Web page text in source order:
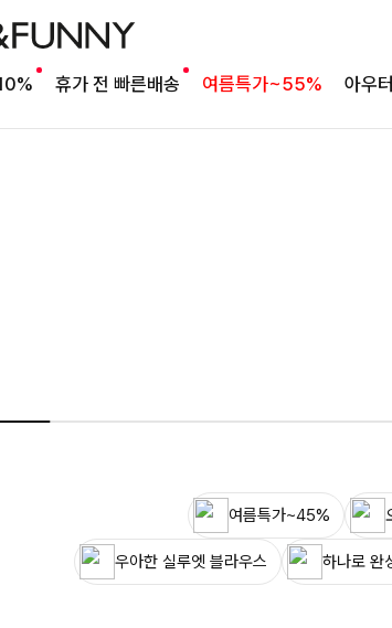
휴가 전 빠른배송 여름특가~55% 아우터
완성할
피스
여름특가~45%
우아한 실루엣 블라우스 하나로 완